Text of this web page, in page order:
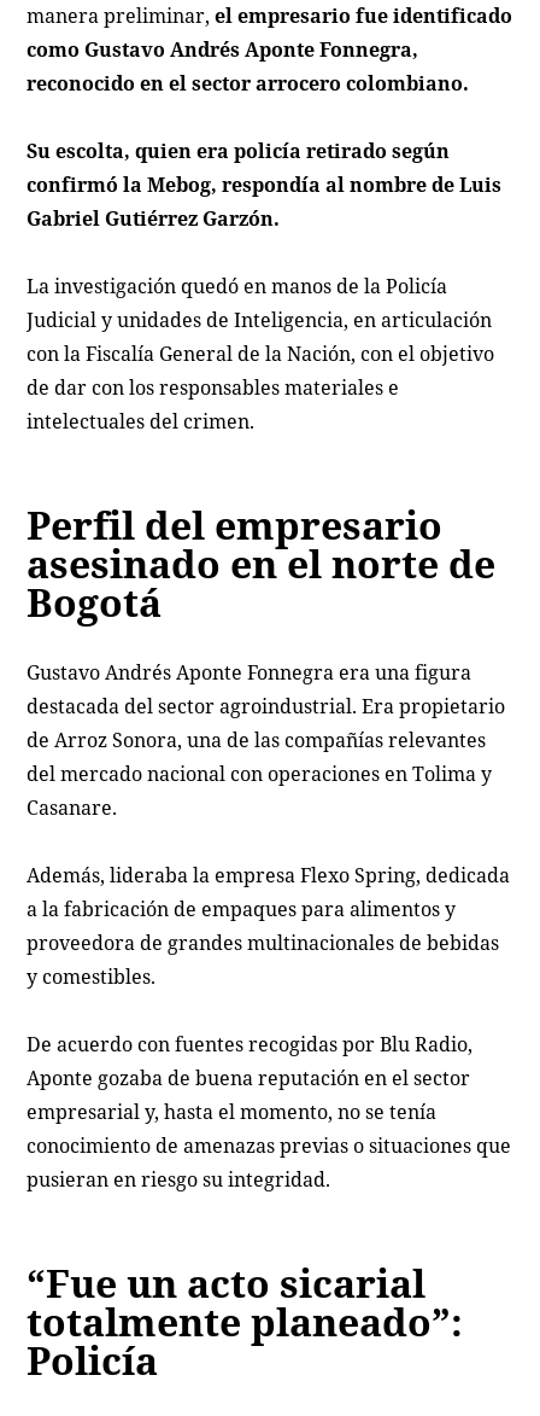
manera preliminar,el empresario fue identificado
como Gustavo Andrés Aponte Fonnegra,
reconocido en el sector arrocero colombiano.
Su escolta, quien era policía retirado según
confirmó la Mebog, respondía al nombre de Luis
Gabriel Gutiérrez Garzón.
La investigación quedó en manos de la Policía
Judicial y unidades de Inteligencia, en articulación
con la Fiscalía General de la Nación, con el objetivo
de dar con los responsables materiales e
intelectuales del crimen.
Perfil del empresario
asesinado en el norte de
Bogotá
Gustavo Andrés Aponte Fonnegra era una figura
destacada del sector agroindustrial. Era propietario
de Arroz Sonora, una de las compañías relevantes
del mercado nacional con operaciones en Tolima y
Casanare.
Además, lideraba la empresa Flexo Spring, dedicada
a la fabricación de empaques para alimentos y
proveedora de grandes multinacionales de bebidas
y comestibles.
De acuerdo con fuentes recogidas por Blu Radio,
Aponte gozaba de buena reputación en el sector
empresarial y, hasta el momento, no se tenía
conocimiento de amenazas previas o situaciones que
pusieran en riesgo su integridad.
“Fue un acto sicarial
totalmente planeado”:
Policía